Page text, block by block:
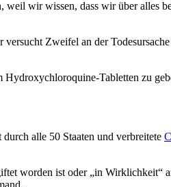
weil wir wissen, dass wir über alles
Zweifel an der
Hydroxychloroquine-Tabletten zu
alle 50 Staaten und verbreitete
worden ist oder „in Wirklichkeit“